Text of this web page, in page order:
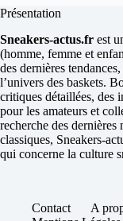
Présentation
Sneakers-actus.fr est
(homme, femme et
des dernières
l’univers des baskets.
critiques détaillées, des
pour les amateurs et
recherche des dernières
classiques, Sneakers-
qui concerne la culture
Contact A